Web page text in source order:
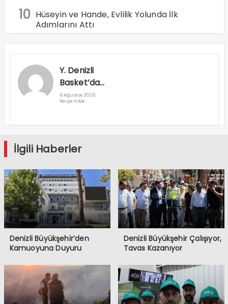
10 Hüseyin ve Hande, Evlilik Yolunda İlk
Adımlarını Attı
Y. Denizli
Basket’da
Egemen Ve
Mustafa
Kaldı
6 Ağustos 2026,
Perşembe
İlgili Haberler
Denizli Büyükşehir’den
Kamuoyuna Duyuru
Denizli Büyükşehir Çalışıyor,
Tavas Kazanıyor